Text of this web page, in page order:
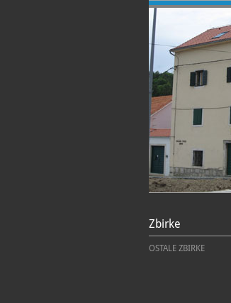
Zbirke
OSTALE ZBIRKE